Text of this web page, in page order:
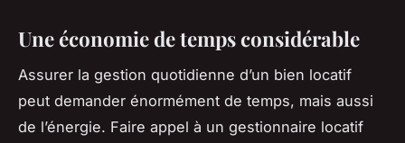
Une économie de temps considérable
Assurer la gestion quotidienne d’un bien locatif
peut demander énormément de temps, mais aussi
de l’énergie. Faire appel à un gestionnaire locatif